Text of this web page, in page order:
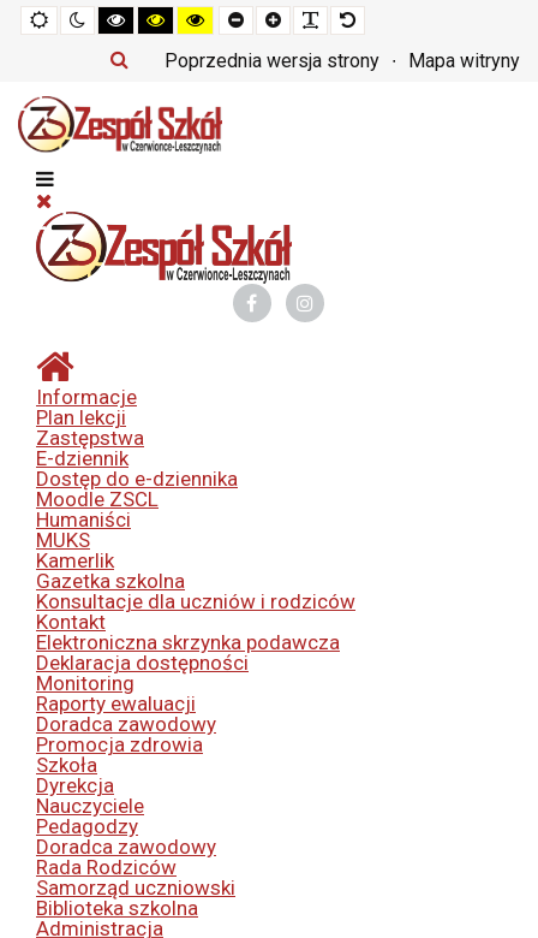
Tryb
domyślny
Tryb
nocny
Tryb
czarno-
biały
o
kontraście
Tryb
czarno-
żółty
o
kontraście
Tryb
żółto-
czarny
o
kontraście
Set
smaller
font
Set
larger
font
Make
font
more
readable
Set
default
font
Poprzednia wersja strony Mapa witryny
Informacje
Plan lekcji
Zastępstwa
E-dziennik
Dostęp do e-dziennika
Moodle ZSCL
Humaniści
MUKS
Kamerlik
Gazetka szkolna
Konsultacje dla uczniów i rodziców
Kontakt
Elektroniczna skrzynka podawcza
Deklaracja dostępności
Monitoring
Raporty ewaluacji
Doradca zawodowy
Promocja zdrowia
Szkoła
Dyrekcja
Nauczyciele
Pedagodzy
Doradca zawodowy
Rada Rodziców
Samorząd uczniowski
Biblioteka szkolna
Administracja